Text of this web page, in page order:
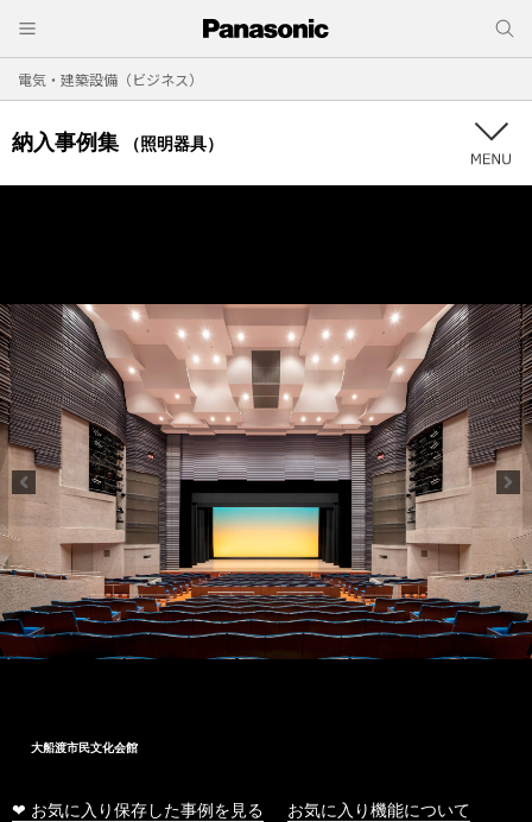
電気・建築設備（ビジネス）
納入事例集 （照明器具）
大船渡市民文化会館
❤ お気に入り保存した事例を見る お気に入り機能について